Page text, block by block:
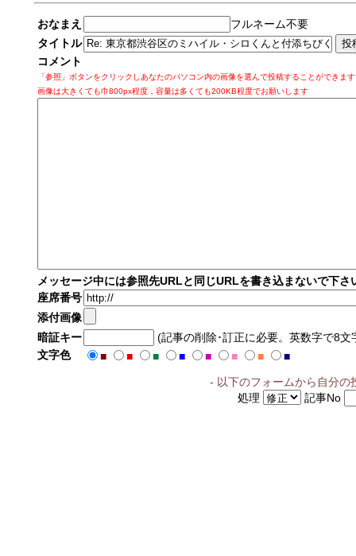
おなまえ
フルネーム不要
タイトル
コメント
「参照」ボタンをクリックしあなたのパソコン内の画像を選んで投稿することができま
画像は大きくても巾800px程度，容量は多くても200KB程度でお願いします
メッセージ中には参照先URLと同じURLを書き込まないで下さ
座席番号
添付画像
暗証キー
(記事の削除･訂正に必要。英数字で8文
文字色
■ ■ ■ ■ ■ ■ ■
■
- 以下のフォームから自分の
処理
記事No